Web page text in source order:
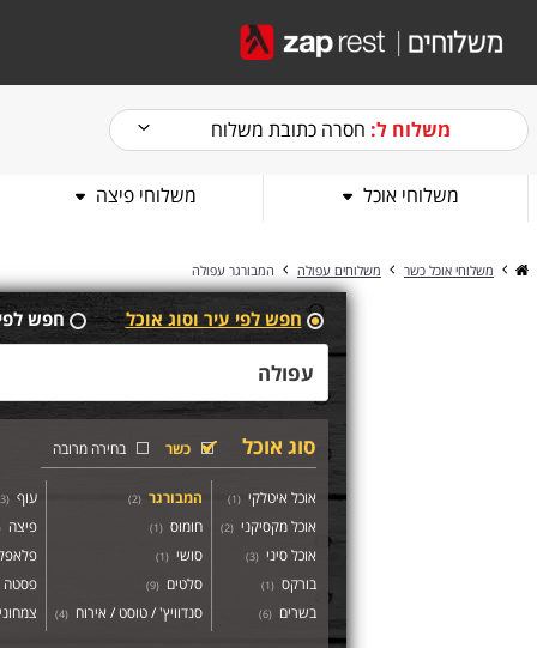
משלוח ל: חסרה כתובת משלוח
משלוחי אוכל משלוחי פיצה
משלוחי אוכל כשר משלוחים עפולה המבורגר עפולה
חפש לפי עיר וסוג אוכל חפש
סוג אוכל כשר בחירה מרובה
אוכל איטלקי (
1
)
אוכל מקסיקני (
2
)
אוכל סיני (
3
)
בורקס (
1
)
בשרים (
6
)
המבורגר (
2
)
חומוס (
1
)
סושי (
1
)
סלטים (
9
)
סנדוויץ' / טוסט / אירוח (
4
)
עוף (
3
פיצה
פסטה